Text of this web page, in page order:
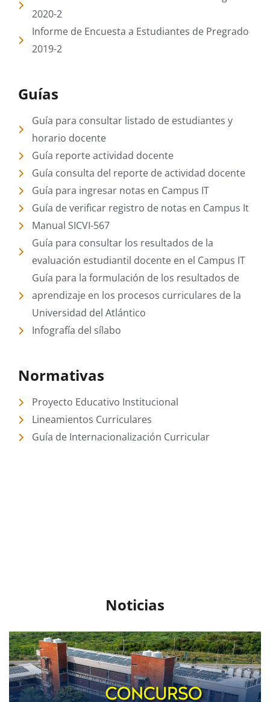
2020-2
Informe de Encuesta a Estudiantes de Pregrado
2019-2
Guías
Guía para consultar listado de estudiantes y
horario docente
Guía reporte actividad docente
Guía consulta del reporte de actividad docente
Guía para ingresar notas en Campus IT
Guía de verificar registro de notas en Campus It
Manual SICVI-567
Guía para consultar los resultados de la
evaluación estudiantil docente en el Campus IT
Guía para la formulación de los resultados de
aprendizaje en los procesos curriculares de la
Universidad del Atlántico
Infografía del sílabo
Normativas
Proyecto Educativo Institucional
Lineamientos Curriculares
Guía de Internacionalización Curricular
Noticias